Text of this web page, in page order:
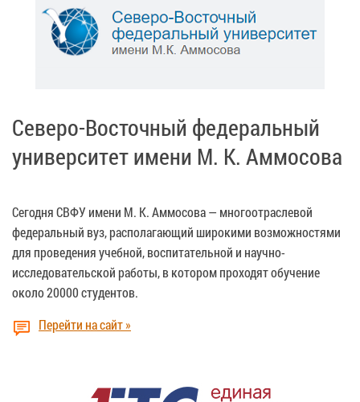
Северо-Восточный федеральный
университет имени М. К. Аммосова
Сегодня СВФУ имени М. К. Аммосова — многоотраслевой
федеральный вуз, располагающий широкими возможностями
для проведения учебной, воспитательной и научно-
исследовательской работы, в котором проходят обучение
около 20000 студентов.
Перейти на сайт »